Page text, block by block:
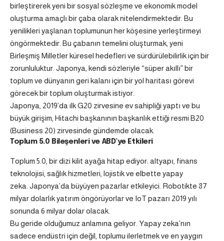
birleştirerek yeni bir sosyal sözleşme ve ekonomik model
oluşturma amaçlı bir çaba olarak nitelendirmektedir. Bu
yenilikleri yaşlanan toplumunun her köşesine yerleştirmeyi
öngörmektedir. Bu çabanın temelini oluşturmak, yeni
Birleşmiş Milletler küresel hedefleri ve sürdürülebilirlik için bir
zorunluluktur. Japonya, kendi sözleriyle “süper akıllı” bir
toplum ve dünyanın geri kalanı için bir yol haritası görevi
görecek bir toplum oluşturmak istiyor.
Japonya, 2019’da ilk G20 zirvesine ev sahipliği yaptı ve bu
büyük girişim, Hitachi başkanının başkanlık ettiği resmi B20
(Business 20) zirvesinde gündemde olacak.
Toplum 5.0 Bileşenleri ve ABD’ye Etkileri
Toplum 5.0, bir dizi kilit ayağa hitap ediyor: altyapı, finans
teknolojisi, sağlık hizmetleri, lojistik ve elbette yapay
zeka. Japonya’da büyüyen pazarlar etkileyici. Robotikte 87
milyar dolarlık yatırım öngörüyorlarve IoT pazarı 2019 yılı
sonunda 6 milyar dolar olacak.
Bu geride olduğumuz anlamına geliyor. Yapay zeka’nın
sadece endüstri için değil, toplumu ilerletmek ve en yaygın